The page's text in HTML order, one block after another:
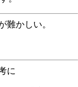
難かしい。
に